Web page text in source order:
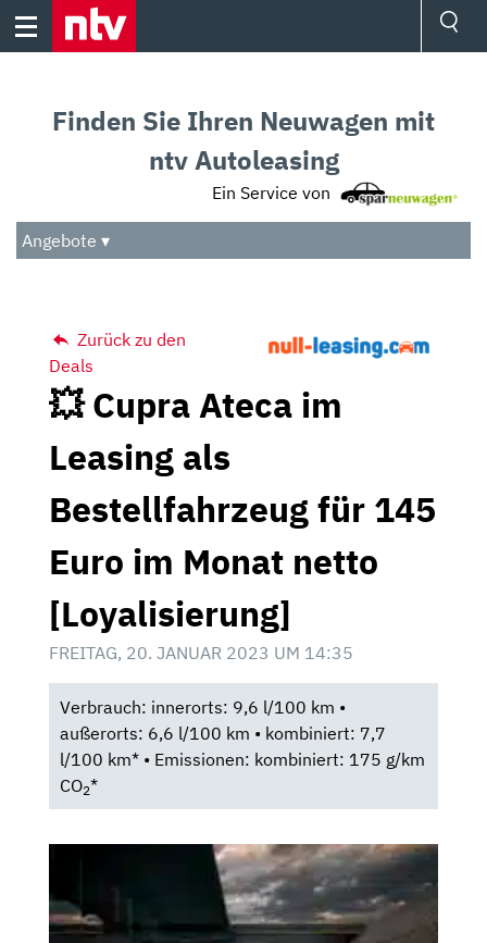
Skip
Audio
Das Beste
Finden Sie Ihren Neuwagen mit
ntv Autoleasing
Ein Service von
Angebote ▾
Zurück zu den
Deals
💥 Cupra Ateca im
Leasing als
Bestellfahrzeug für 145
Euro im Monat netto
[Loyalisierung]
FREITAG, 20. JANUAR 2023 UM 14:35
Verbrauch: innerorts: 9,6 l/100 km •
außerorts: 6,6 l/100 km • kombiniert: 7,7
l/100 km* • Emissionen: kombiniert: 175 g/km
CO2*